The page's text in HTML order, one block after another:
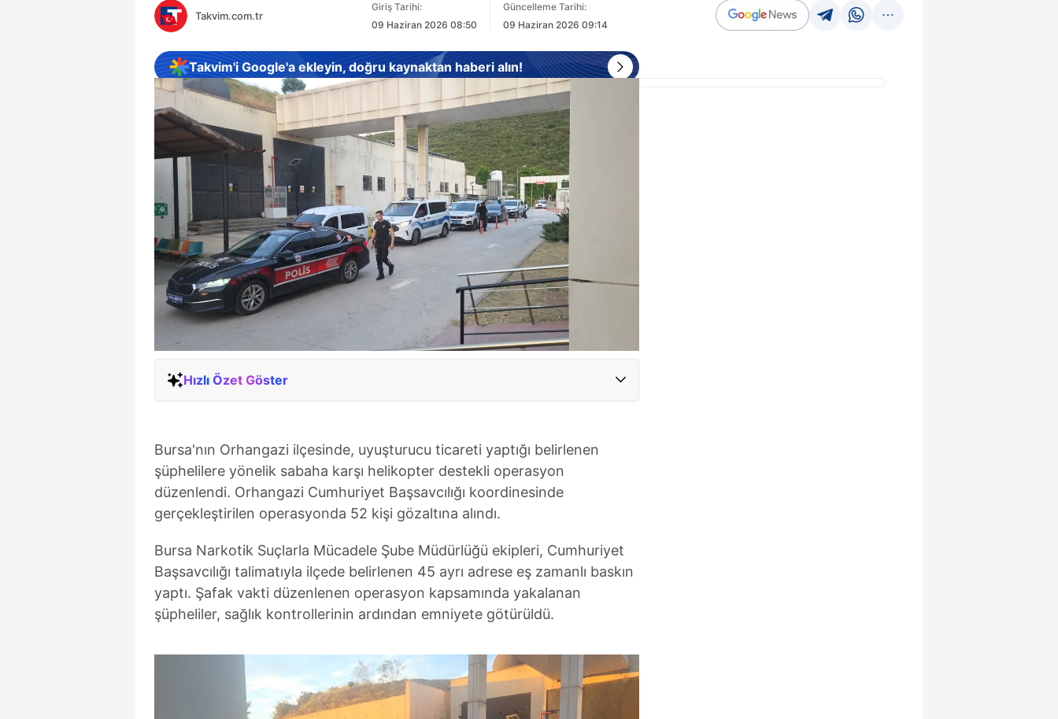
Takvim.com.tr
Giriş Tarihi:
09 Haziran 2026 08:50
Güncelleme Tarihi:
09 Haziran 2026 09:14
Takvim'i Google'a ekleyin, doğru kaynaktan haberi alın!
Hızlı Özet Göster
Bursa'nın Orhangazi ilçesinde, uyuşturucu ticareti yaptığı belirlenen
şüphelilere yönelik sabaha karşı helikopter destekli operasyon
düzenlendi. Orhangazi Cumhuriyet Başsavcılığı koordinesinde
gerçekleştirilen operasyonda 52 kişi gözaltına alındı.
Bursa Narkotik Suçlarla Mücadele Şube Müdürlüğü ekipleri, Cumhuriyet
Başsavcılığı talimatıyla ilçede belirlenen 45 ayrı adrese eş zamanlı baskın
yaptı. Şafak vakti düzenlenen operasyon kapsamında yakalanan
şüpheliler, sağlık kontrollerinin ardından emniyete götürüldü.